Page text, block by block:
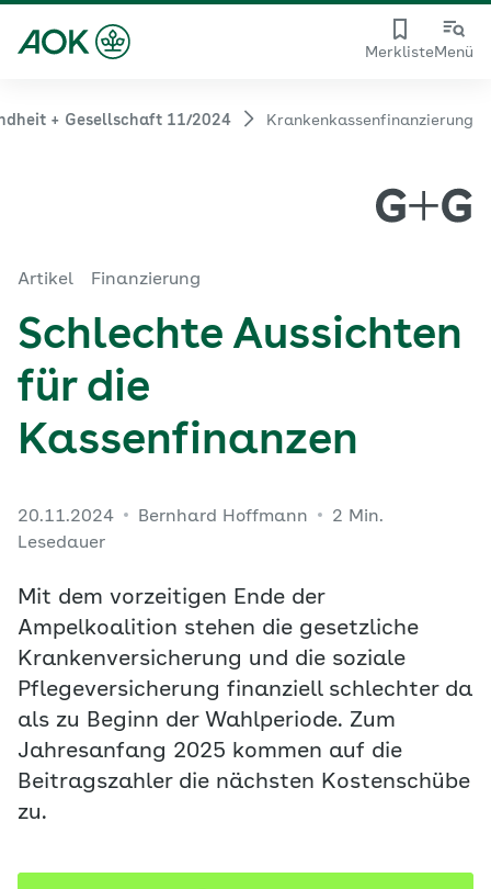
MerklisteMenü
+ Gesellschaft 11/2024 Krankenkassenfinanzierung
Artikel Finanzierung
Schlechte Aussichten
für die
Kassenfinanzen
20.11.2024 Bernhard Hoffmann
2 Min.
Lesedauer
Mit dem vorzeitigen Ende der
Ampelkoalition stehen die gesetzliche
Krankenversicherung und die soziale
Pflegeversicherung finanziell schlechter da
als zu Beginn der Wahlperiode. Zum
Jahresanfang 2025 kommen auf die
Beitragszahler die nächsten Kostenschübe
zu.